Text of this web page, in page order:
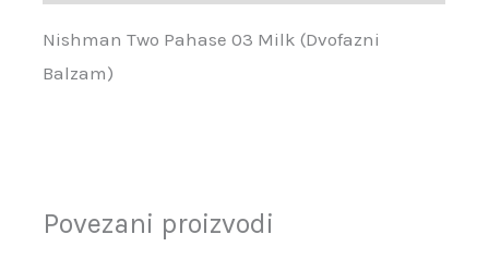
Nishman Two Pahase 03 Milk (Dvofazni
Balzam)
Povezani proizvodi